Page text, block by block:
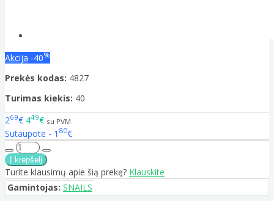
Akcija -40%
Prekės kodas: 4827
Turimas kiekis: 40
269€ 449€ su PVM
Sutaupote - 1 80€
Turite klausimų apie šią prekę? Klauskite
Gamintojas: SNAILS